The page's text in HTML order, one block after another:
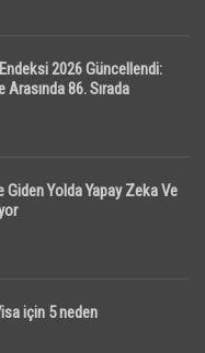
2026 Güncellendi:
86. Sırada
Yolda Yapay Zeka Ve
için 5 neden